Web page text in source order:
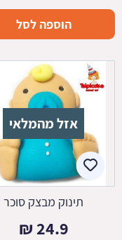
הוספה לסל
אזל מהמלאי
תינוק מבצק סוכר
24.9
₪